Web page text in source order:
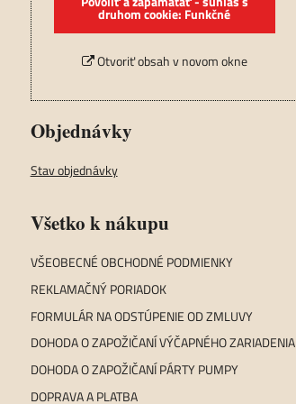
druhom cookie: Funkčné
Otvoriť obsah v novom okne
Objednávky
Stav objednávky
Všetko k nákupu
VŠEOBECNÉ OBCHODNÉ PODMIENKY
REKLAMAČNÝ PORIADOK
FORMULÁR NA ODSTÚPENIE OD ZMLUVY
DOHODA O ZAPOŽIČANÍ VÝČAPNÉHO ZARIADENIA
DOHODA O ZAPOŽIČANÍ PÁRTY PUMPY
DOPRAVA A PLATBA